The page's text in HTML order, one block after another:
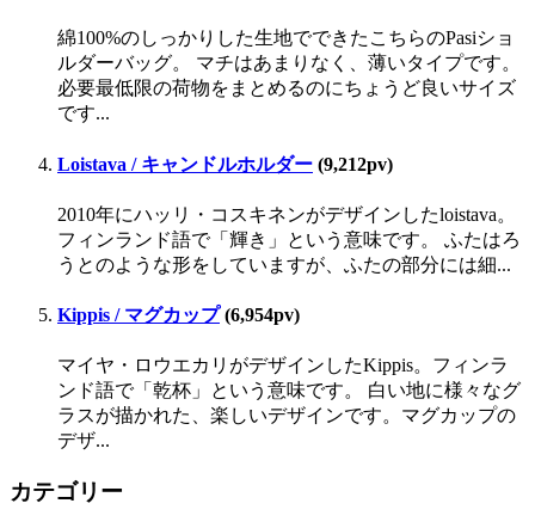
綿100%のしっかりした生地でできたこちらのPasiショ
ルダーバッグ。 マチはあまりなく、薄いタイプです。
必要最低限の荷物をまとめるのにちょうど良いサイズ
です...
Loistava / キャンドルホルダー (9,212pv)
2010年にハッリ・コスキネンがデザインしたloistava。
フィンランド語で「輝き」という意味です。 ふたはろ
うとのような形をしていますが、ふたの部分には細...
Kippis / マグカップ(6,954pv)
マイヤ・ロウエカリがデザインしたKippis。フィンラ
ンド語で「乾杯」という意味です。 白い地に様々なグ
ラスが描かれた、楽しいデザインです。マグカップの
デザ...
カテゴリー